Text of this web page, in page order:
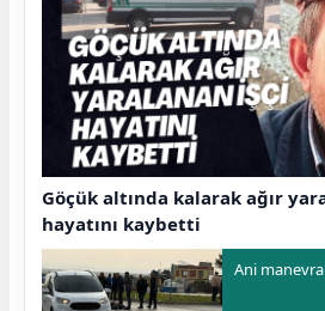
Göçük altında kalarak ağır
hayatını kaybetti
Ani